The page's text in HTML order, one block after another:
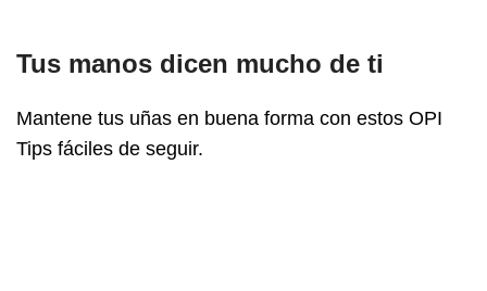
Tus manos dicen mucho de ti
Mantene tus uñas en buena forma con estos OPI
Tips fáciles de seguir.